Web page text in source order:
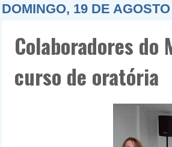
DOMINGO, 19 DE
Colaboradores do
curso de oratória